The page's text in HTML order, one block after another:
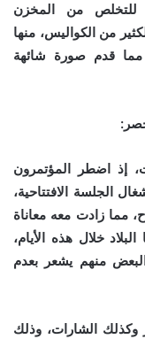
للتخلص من المخزن
من الكواليس، منها
قدم صورة شائهة
إذ اضطر المؤتمرون
الجلسة الافتتاحية،
زادت معه معاناة
خلال هذه الأيام،
منهم يشعر بعدم
الشارات، وذلك